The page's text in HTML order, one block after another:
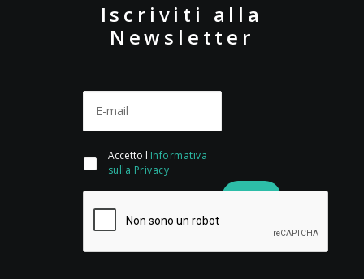
Iscriviti alla
Newsletter
Accetto l'Informativa
sulla Privacy